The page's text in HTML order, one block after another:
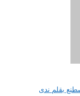
بقلم ندى